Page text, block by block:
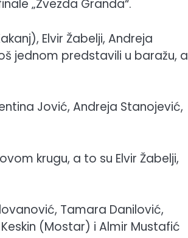
„Zvezda Granda“.
Elvir Žabelji, Andreja
jednom predstavili u baražu, a
Jović, Andreja Stanojević,
krugu, a to su Elvir Žabelji,
Tamara Danilović,
(Mostar) i Almir Mustafić